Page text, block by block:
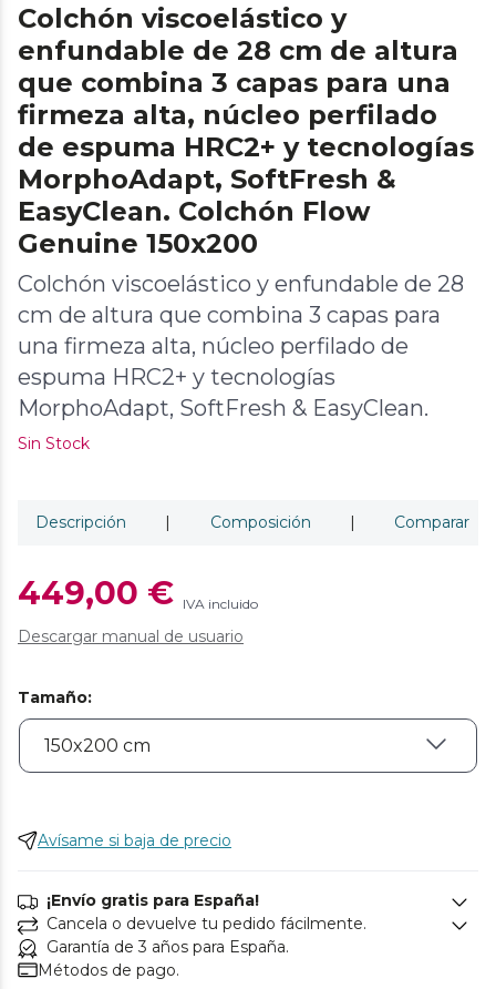
Colchón viscoelástico y
enfundable de 28 cm de altura
que combina 3 capas para una
firmeza alta, núcleo perfilado
de espuma HRC2+ y tecnologías
MorphoAdapt, SoftFresh &
EasyClean. Colchón Flow
Genuine 150x200
Colchón viscoelástico y enfundable de 28
cm de altura que combina 3 capas para
una firmeza alta, núcleo perfilado de
espuma HRC2+ y tecnologías
MorphoAdapt, SoftFresh & EasyClean.
Sin Stock
Descripción | Composición | Comparar
449,00 € IVA incluido
Descargar manual de usuario
Tamaño:
Avísame si baja de precio
¡Envío gratis para España!
Cancela o devuelve tu pedido fácilmente.
Garantía de 3 años para España.
Métodos de pago.